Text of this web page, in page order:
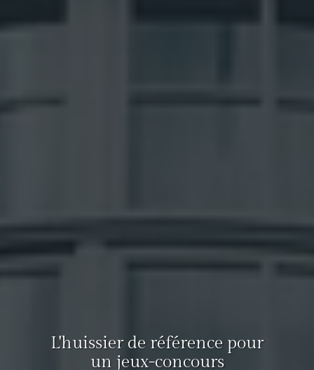
L'huissier de référence pour
un jeux-concours